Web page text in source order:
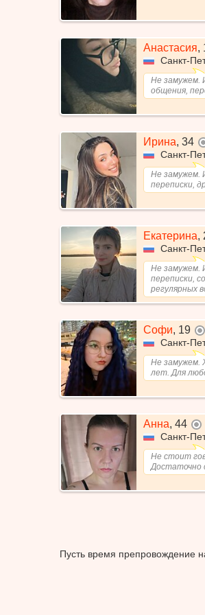
Анастасия,
Санкт-
Не замужем.
общения,
Ирина, 34
Санкт-
Не замужем.
переписки,
Екатерина,
Санкт-
Не замужем.
переписки,
регулярных
Софи, 19
Санкт-
Не замужем.
лет. Для
Анна, 44
Санкт-
Не стоит
Достаточно
Пусть время препровождение